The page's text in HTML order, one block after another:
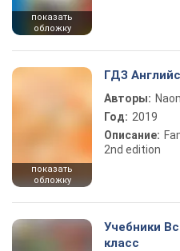
показать
обложку
показать
обложку
ГДЗ
Авторы:
Год: 2019
Описание:
2nd edition
Учебники
класс